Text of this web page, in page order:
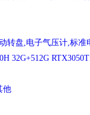
转盘,电子气压计,标
32G+512G
他